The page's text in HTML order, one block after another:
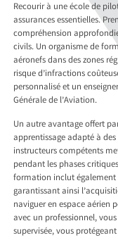
Recourir à une école de
assurances essentielles.
compréhension
civils. Un organisme de
aéronefs dans des zones
risque d’infractions
personnalisé et un
Générale de l’Aviation.
Un autre avantage offert
apprentissage adapté à
instructeurs compétents
pendant les phases
formation inclut également
garantissant ainsi
naviguer en espace aérien
avec un professionnel,
supervisée, vous